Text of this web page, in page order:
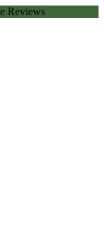
Reviews